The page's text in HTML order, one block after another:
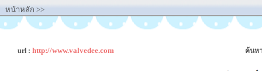
หน้าหลัก >>
url : http://www.valvedee.com ค้นห